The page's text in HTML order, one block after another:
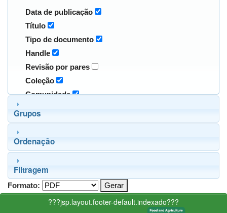
Data de publicação
Título
Tipo de documento
Handle
Revisão por pares
Coleção
Comunidade
Grupos
Ordenação
Filtragem
Formato:
???jsp.layout.footer-default.indexado???